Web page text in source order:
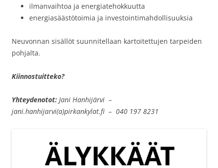
ilmanvaihtoa ja energiatehokkuutta
energiasäästötoimia ja investointimahdollisuuksia
Neuvonnan sisällöt suunnitellaan kartoitettujen tarpeiden
pohjalta.
Kiinnostuitteko?
Yhteydenotot: Jani Hanhijärvi –
jani.hanhijarvi(a)pirkankylat.fi – 040 197 8231